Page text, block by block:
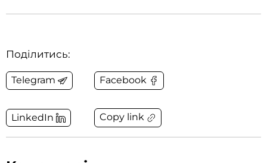
Поділитись:
Telegram Facebook
LinkedIn Copy link